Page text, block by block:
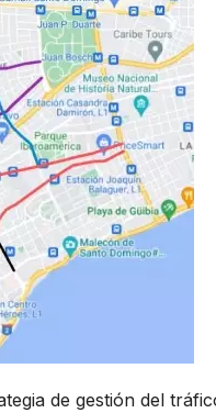
de gestión del